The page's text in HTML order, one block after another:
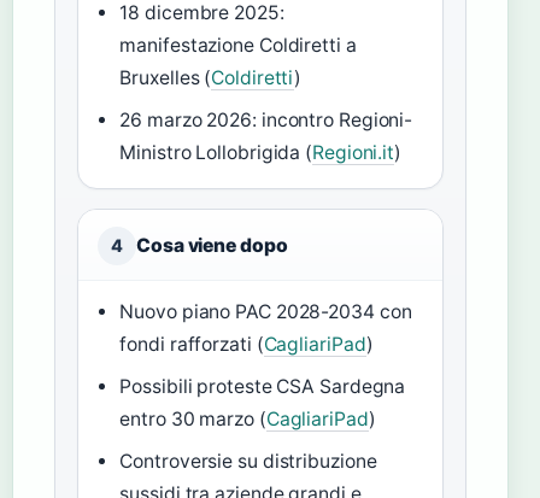
18 dicembre 2025:
manifestazione Coldiretti a
Bruxelles (Coldiretti)
26 marzo 2026: incontro Regioni-
Ministro Lollobrigida (Regioni.it)
4 Cosa viene dopo
Nuovo piano PAC 2028-2034 con
fondi rafforzati (CagliariPad)
Possibili proteste CSA Sardegna
entro 30 marzo (CagliariPad)
Controversie su distribuzione